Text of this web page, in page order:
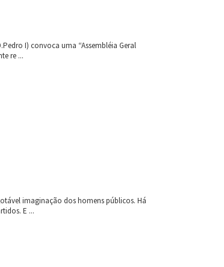
I) convoca uma “Assembléia Geral
re ...
imaginação dos homens públicos. Há
E ...